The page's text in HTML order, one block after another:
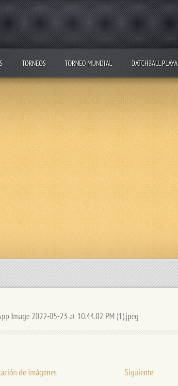
TORNEOS TORNEO MUNDIAL DATCHBALL PLAYA
Image 2022-05-23 at 10.44.02 PM (1).jpeg
de imágenes Siguiente